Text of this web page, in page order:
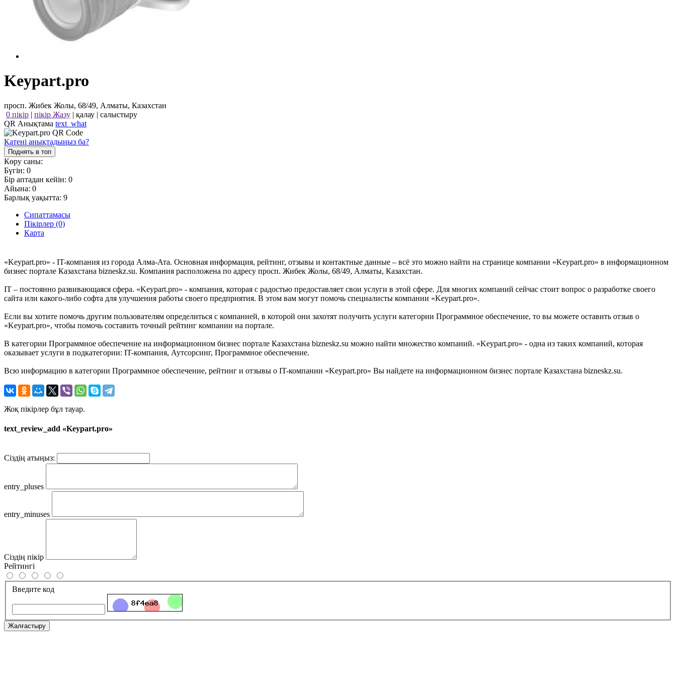
Keypart.pro
просп. Жибек Жолы, 68/49, Алматы, Казахстан
0 пікір | пікір Жазу | қалау | салыстыру
QR Анықтама text_what
Қатені анықтадыңыз ба?
Поднять в топ
Көру саны:
Бүгін: 0
Бір аптадан кейін: 0
Айына: 0
Барлық уақытта: 9
Сипаттамасы
Пікірлер (0)
Карта
«Keypart.pro» - IT-компания из города Алма-Ата. Основная информация, рейтинг, отзывы и контактные данные – всё это можно найти на странице компании «Keypart.pro» в информационном
бизнес портале Казахстана bizneskz.su. Компания расположена по адресу просп. Жибек Жолы, 68/49, Алматы, Казахстан.
IT – постоянно развивающаяся сфера. «Keypart.pro» - компания, которая с радостью предоставляет свои услуги в этой сфере. Для многих компаний сейчас стоит вопрос о разработке своего
сайта или какого-либо софта для улучшения работы своего предприятия. В этом вам могут помочь специалисты компании «Keypart.pro».
Если вы хотите помочь другим пользователям определиться с компанией, в которой они захотят получить услуги категории Программное обеспечение, то вы можете оставить отзыв о
«Keypart.pro», чтобы помочь составить точный рейтинг компании на портале.
В категории Программное обеспечение на информационном бизнес портале Казахстана bizneskz.su можно найти множество компаний. «Keypart.pro» - одна из таких компаний, которая
оказывает услуги в подкатегории: IT-компания, Аутсорсинг, Программное обеспечение.
Всю информацию в категории Программное обеспечение, рейтинг и отзывы о IT-компании «Keypart.pro» Вы найдете на информационном бизнес портале Казахстана bizneskz.su.
Жоқ пікірлер бұл тауар.
text_review_add «Keypart.pro»
Сіздің атыңыз:
entry_pluses
entry_minuses
Сіздің пікір
Рейтингі
Введите код
Жалғастыру